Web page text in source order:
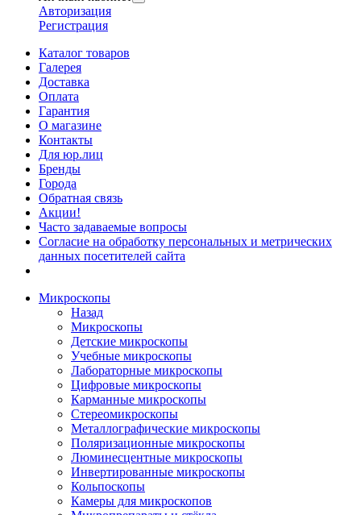
Авторизация
Регистрация
Каталог товаров
Галерея
Доставка
Оплата
Гарантия
О магазине
Контакты
Для юр.лиц
Бренды
Города
Обратная связь
Акции!
Часто задаваемые вопросы
Согласие на обработку персональных и метрических
данных посетителей сайта
Микроскопы
Назад
Микроскопы
Детские микроскопы
Учебные микроскопы
Лабораторные микроскопы
Цифровые микроскопы
Карманные микроскопы
Стереомикроскопы
Металлографические микроскопы
Поляризационные микроскопы
Люминесцентные микроскопы
Инвертированные микроскопы
Кольпоскопы
Камеры для микроскопов